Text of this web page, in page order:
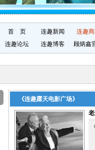
首 页 连趣新闻
连趣
连趣论坛
连趣博客 顾炳鑫
《连趣露天电影广场》